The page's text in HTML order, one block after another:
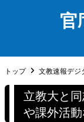
官
トップ 文教速報デジ
立教大と
や課外活